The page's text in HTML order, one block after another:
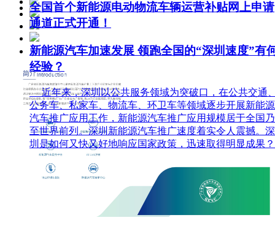
全国首个新能源电动物流车辆运营补贴网上申请
通道正式开通！
新能源汽车加速发展 领跑全国的“深圳速度”有
经验？
近年来，深圳以公共服务领域为突破口，在公共交通
公务车、私家车、物流车、环卫车等领域逐步开展新能源
汽车推广应用工作，新能源汽车推广应用规模居于全国乃
至世界前列。深圳新能源汽车推广速度着实令人震撼。深
圳是如何又快又好地响应国家政策，迅速取得明显成果？